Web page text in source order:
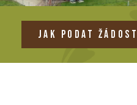
JAK PODAT ŽÁDOST